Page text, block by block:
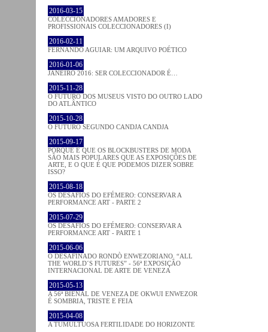
2016-03-15
COLECCIONADORES AMADORES E
PROFISSIONAIS COLECCIONADORES (I)
2016-02-11
FERNANDO AGUIAR: UM ARQUIVO POÉTICO
2016-01-06
JANEIRO 2016: SER COLECCIONADOR É…
2015-11-28
O FUTURO DOS MUSEUS VISTO DO OUTRO LADO
DO ATLÂNTICO
2015-10-28
O FUTURO SEGUNDO CANDJA CANDJA
2015-09-17
PORQUE É QUE OS BLOCKBUSTERS DE MODA
SÃO MAIS POPULARES QUE AS EXPOSIÇÕES DE
ARTE, E O QUE É QUE PODEMOS DIZER SOBRE
ISSO?
2015-08-18
OS DESAFIOS DO EFÉMERO: CONSERVAR A
PERFORMANCE ART - PARTE 2
2015-07-29
OS DESAFIOS DO EFÉMERO: CONSERVAR A
PERFORMANCE ART - PARTE 1
2015-06-06
O DESAFINADO RONDÒ ENWEZORIANO. “ALL
THE WORLD´S FUTURES” - 56ª EXPOSIÇÃO
INTERNACIONAL DE ARTE DE VENEZA
2015-05-13
A 56ª BIENAL DE VENEZA DE OKWUI ENWEZOR
É SOMBRIA, TRISTE E FEIA
2015-04-08
A TUMULTUOSA FERTILIDADE DO HORIZONTE